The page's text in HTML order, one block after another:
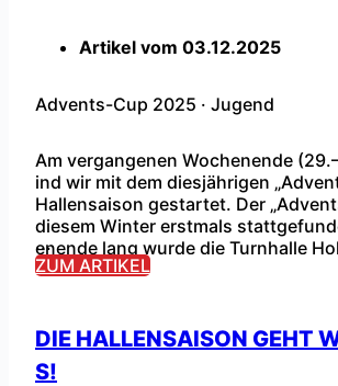
Artikel vom 03.12.2025
Advents-Cup 2025 · Jugend
Am vergangenen Wochenende
ind wir mit dem diesjährigen
Hallensaison gestartet. Der
diesem Winter erstmals
enende lang wurde die Turnhalle
m Austragungsort mehrerer „Blitz-
Hannover, begeisterten mit gutem
hochwertigem Fußball, […]
...
ZUM ARTIKEL
DIE HALLENSAISON GEHT
S!